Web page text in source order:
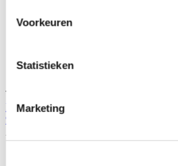
Voorkeuren
Statistieken
Marketing
TIP
NRG verkorte stuurnaaf (non airbag)
97-01)